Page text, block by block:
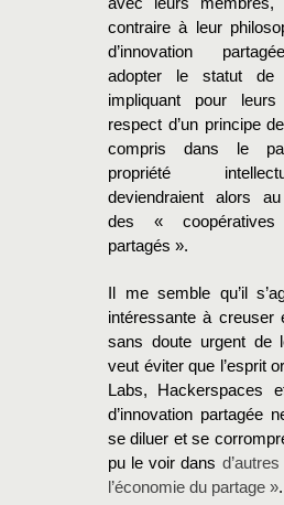
contraire à leur
d’innovation
adopter le statut de
impliquant pour
respect d’un principe
compris dans le
propriété
deviendraient alors
des «
partagés ».
Il me semble qu’il
intéressante à creuser
sans doute urgent de
veut éviter que l’esprit
Labs, Hackerspaces
d’innovation partagée
se diluer et se
pu le voir dans
l’économie du partage ».